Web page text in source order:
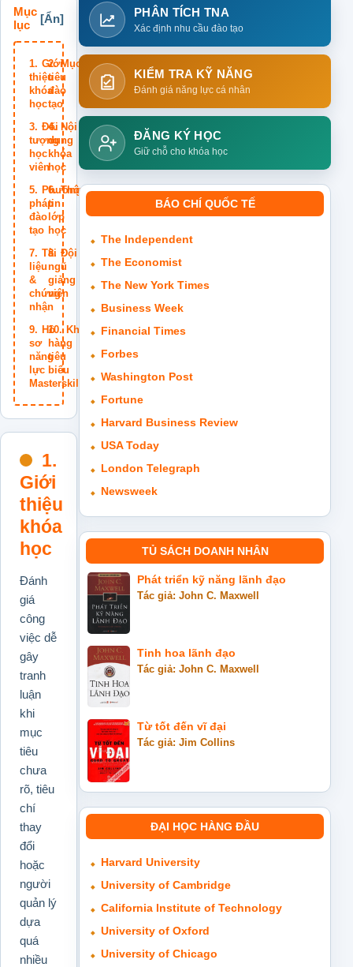
Mục
lục
Giới
thiệu
khóa
học
Mục
tiêu
đào
tạo
Đối
tượng
học
viên
Nội
dung
khóa
học
Phương
pháp
đào
tạo
Thông
tin
lớp
học
Tài
liệu
&
chứng
nhận
Đội
ngũ
giảng
viên
Hồ
sơ
năng
lực
Masterskills
Khách
hàng
tiêu
biểu
1.
Giới
thiệu
khóa
học
Đánh
giá
công
việc dễ
gây
tranh
luận
khi
mục
tiêu
chưa
rõ, tiêu
chí
thay
đổi
hoặc
người
quản lý
dựa
quá
nhiều
PHÂN TÍCH TNA
Xác định nhu cầu đào tạo
KIỂM TRA KỸ NĂNG
Đánh giá năng lực cá nhân
ĐĂNG KÝ HỌC
Giữ chỗ cho khóa học
BÁO CHÍ QUỐC TẾ
The Independent
The Economist
The New York Times
Business Week
Financial Times
Forbes
Washington Post
Fortune
Harvard Business Review
USA Today
London Telegraph
Newsweek
TỦ SÁCH DOANH NHÂN
Phát triển kỹ năng lãnh đạo
Tác giả: John C. Maxwell
Tinh hoa lãnh đạo
Tác giả: John C. Maxwell
Từ tốt đến vĩ đại
Tác giả: Jim Collins
ĐẠI HỌC HÀNG ĐẦU
Harvard University
University of Cambridge
California Institute of Technology
University of Oxford
University of Chicago